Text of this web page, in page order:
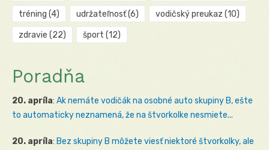
tréning (4) udržateľnosť(6) vodičský preukaz (10)
zdravie (22) šport (12)
Poradňa
20. apríla: Ak nemáte vodičák na osobné auto skupiny B, ešte
to automaticky neznamená, že na štvorkolke nesmiete...
20. apríla: Bez skupiny B môžete viesť niektoré štvorkolky, ale